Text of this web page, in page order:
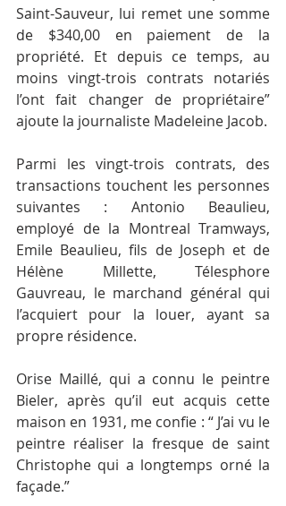
Saint-Sauveur, lui remet une somme
de $340,00 en paiement de la
propriété. Et depuis ce temps, au
moins vingt-trois contrats notariés
l’ont fait changer de propriétaire”
ajoute la journaliste Madeleine Jacob.
Parmi les vingt-trois contrats, des
transactions touchent les personnes
suivantes : Antonio Beaulieu,
employé de la Montreal Tramways,
Emile Beaulieu, fils de Joseph et de
Hélène Millette, Télesphore
Gauvreau, le marchand général qui
l’acquiert pour la louer, ayant sa
propre résidence.
Orise Maillé, qui a connu le peintre
Bieler, après qu’il eut acquis cette
maison en 1931, me confie : “ J’ai vu le
peintre réaliser la fresque de saint
Christophe qui a longtemps orné la
façade.”